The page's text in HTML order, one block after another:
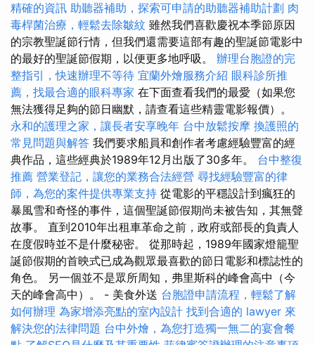
精確的資訊 助聽器補助，探索可申請的助聽器補助計劃 肉
毒桿菌治療，輕鬆去除皺紋 雖然我們喜歡慶祝本季節原因
的宗教聖誕節行情，但我們還需要這部有趣的聖誕節電影中
的最好的聖誕節假期，以便更多地呼吸。 辦理台胞證的完
整指引，快速辦理不等待 宜蘭外燴服務介紹 眼科診所推
薦，找最合適的眼科專家 在下面查看我們的最愛（如果您
無法獲得足夠的節日幽默，請查看這些精靈電影報價）。
永和的護理之家，讓長者安享晚年 台中放鬆按摩 換護照的
常見問題與解答 我們要求船員和創作者考慮經驗豐富的經
典作品，這些經典於1989年12月出版了30多年。 台中整復
推薦 營業登記，讓您的業務合法經營 尋找經驗豐富的律
師，為您的案件提供專業支持 從電影的平穩設計到瘋狂的
暴風雪和奇怪的事件，這個聖誕節假期尚未被告知，其無聲
故事。 直到2010年出租車革命之前，政府或部長的負責人
在度假時並不是什麼秘密。 從那時起，1989年國家燈籠聖
誕節假期的首映式已成為觀眾最喜歡的節日電影和標誌性的
角色。 另一個並不是眾所周知，弗里斯科的峰會高中（今
天的峰會高中）。 - 美食外送 台胞證申請流程，輕鬆了解
如何辦理 為家增添亮點的室內設計 找到合適的 lawyer 來
解決您的法律問題 台中外燴，為您打造獨一無二的宴會餐